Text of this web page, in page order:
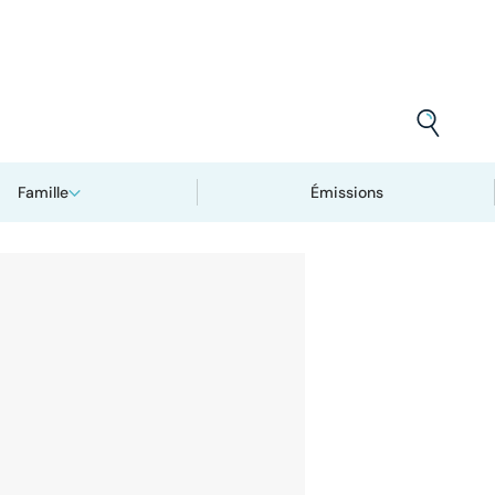
Famille Émissions